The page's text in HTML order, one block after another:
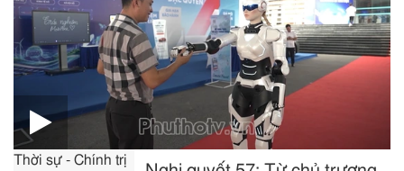
Thời sự - Chính trị